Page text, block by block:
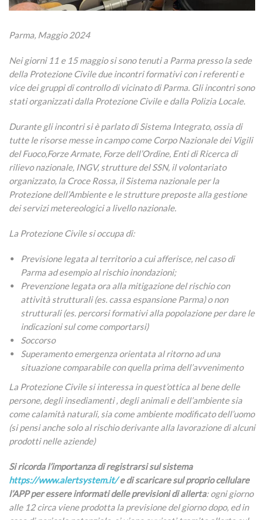
Parma, Maggio 2024
Nei giorni 11 e 15 maggio si sono tenuti a Parma presso la sede
della Protezione Civile due incontri formativi con i referenti e
vice dei gruppi di controllo di vicinato di Parma. Gli incontri sono
stati organizzati dalla Protezione Civile e dalla Polizia Locale.
Durante gli incontri si è parlato di Sistema Integrato, ossia di
tutte le risorse messe in campo come Corpo Nazionale dei Vigili
del Fuoco,Forze Armate, Forze dell’Ordine, Enti di Ricerca di
rilievo nazionale, INGV, strutture del SSN, il volontariato
organizzato, la Croce Rossa, il Sistema nazionale per la
Protezione dell’Ambiente e le strutture preposte alla gestione
dei servizi metereologici a livello nazionale.
La Protezione Civile si occupa di:
Previsione legata al territorio a cui afferisce, nel caso di
Parma ad esempio al rischio inondazioni;
Prevenzione legata ora alla mitigazione del rischio con
attività strutturali (es. cassa espansione Parma) o non
strutturali (es. percorsi formativi alla popolazione per dare le
indicazioni sul come comportarsi)
Soccorso
Superamento emergenza orientata al ritorno ad una
situazione comparabile con quella prima dell’avvenimento
La Protezione Civile si interessa in quest’ottica al bene delle
persone, degli insediamenti , degli animali e dell’ambiente sia
come calamità naturali, sia come ambiente modificato dell’uomo
(si pensi anche solo al rischio derivante alla lavorazione di alcuni
prodotti nelle aziende)
Si ricorda l’importanza di registrarsi sul sistema
https://www.alertsystem.it/e di scaricare sul proprio cellulare
l’APP per essere informati delle previsioni di allerta: ogni giorno
alle 12 circa viene prodotta la previsione del giorno dopo, ed in